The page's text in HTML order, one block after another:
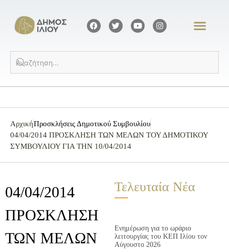
ΑρχικήΠροσκλήσεις Δημοτικού Συμβουλίου
04/04/2014 ΠΡΟΣΚΛΗΣΗ ΤΩΝ ΜΕΛΩΝ ΤΟΥ ΔΗΜΟΤΙΚΟΥ
ΣΥΜΒΟΥΛΙΟΥ ΓΙΑ ΤΗΝ 10/04/2014
04/04/2014
ΠΡΟΣΚΛΗΣΗ
ΤΩΝ ΜΕΛΩΝ
Τελευταία Νέα
Ενημέρωση για το ωράριο
λειτουργίας του ΚΕΠ Ιλίου τον
Αύγουστο 2026